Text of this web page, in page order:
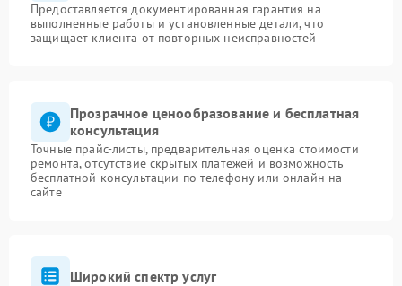
Предоставляется документированная гарантия на
выполненные работы и установленные детали, что
защищает клиента от повторных неисправностей
Прозрачное ценообразование и бесплатная
консультация
Точные прайс-листы, предварительная оценка стоимости
ремонта, отсутствие скрытых платежей и возможность
бесплатной консультации по телефону или онлайн на
сайте
Широкий спектр услуг